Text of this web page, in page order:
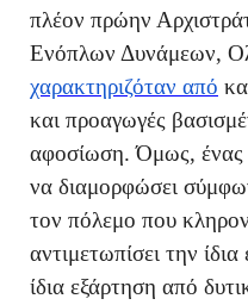
πλέον πρώην
Ενόπλων Δυνάμεων,
χαρακτηριζόταν από
και προαγωγές
αφοσίωση. Όμως, ένας
να διαμορφώσει
τον πόλεμο που
αντιμετωπίσει την
ίδια εξάρτηση από